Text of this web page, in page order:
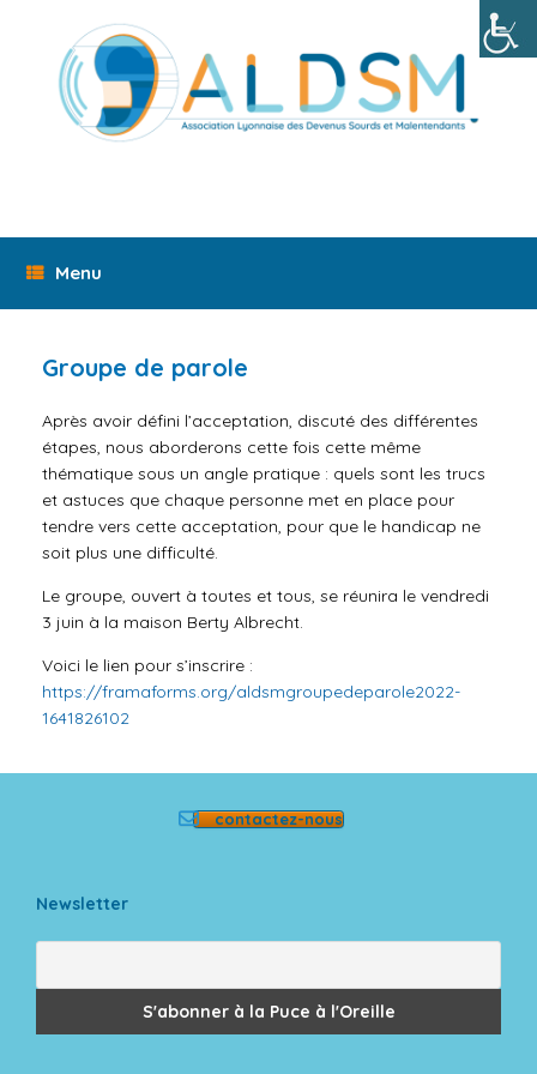
Menu
Groupe de parole
Après avoir défini l’acceptation, discuté des différentes
étapes, nous aborderons cette fois cette même
thématique sous un angle pratique : quels sont les trucs
et astuces que chaque personne met en place pour
tendre vers cette acceptation, pour que le handicap ne
soit plus une difficulté.
Le groupe, ouvert à toutes et tous, se réunira le vendredi
3 juin à la maison Berty Albrecht.
Voici le lien pour s’inscrire :
https://framaforms.org/aldsmgroupedeparole2022-
1641826102
contactez-nous
Newsletter